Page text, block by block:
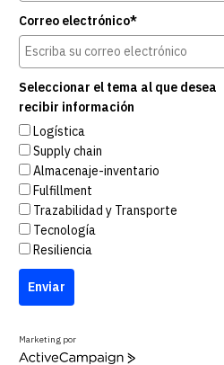
Correo electrónico*
Seleccionar el tema al que desea
recibir información
Logística
Supply chain
Almacenaje-inventario
Fulfillment
Trazabilidad y Transporte
Tecnología
Resiliencia
Enviar
Marketing por
A